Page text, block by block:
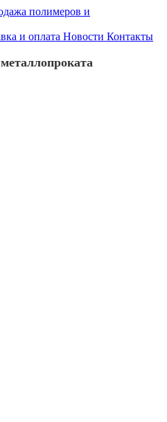
и оплата Новости Контакты